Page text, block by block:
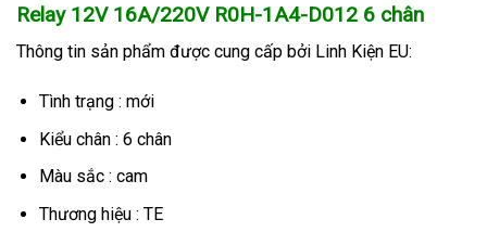
Relay 12V 16A/220V R0H-1A4-D012 6 chân
Thông tin sản phẩm được cung cấp bởi Linh Kiện EU:
Tình trạng : mới
Kiểu chân : 6 chân
Màu sắc : cam
Thương hiệu : TE